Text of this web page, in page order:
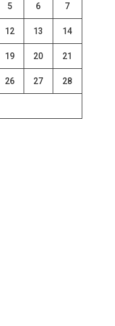
5 6 7
12 13 14
19 20 21
26 27 28